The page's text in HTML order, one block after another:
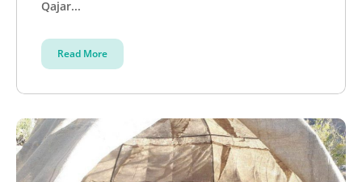
Qajar...
Read More